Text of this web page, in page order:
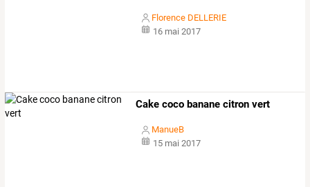
Florence DELLERIE
16 mai 2017
Cake coco banane citron vert
ManueB
15 mai 2017